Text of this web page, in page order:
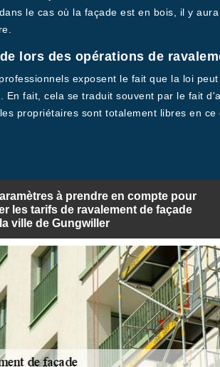
le cas où la façade est en bois, il y
lors des opérations de
exposent le fait que la loi
fait, cela se traduit souvent par le fait
propriétaires sont totalement libres en
à prendre en compte pour
les tarifs de ravalement de façade
ville de Gungwiller